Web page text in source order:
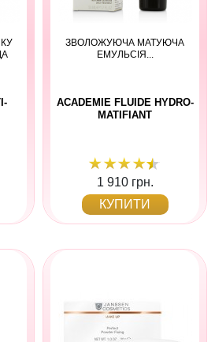
ЗВОЛОЖУЮЧА МАТУЮЧА
ЕМУЛЬСІЯ...
ACADEMIE FLUIDE HYDRO-
MATIFIANT
1 910 грн.
КУПИТИ